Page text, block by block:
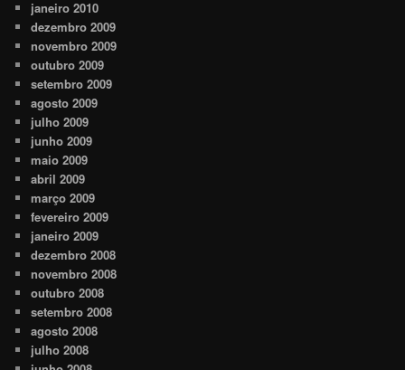
janeiro 2010
dezembro 2009
novembro 2009
outubro 2009
setembro 2009
agosto 2009
julho 2009
junho 2009
maio 2009
abril 2009
março 2009
fevereiro 2009
janeiro 2009
dezembro 2008
novembro 2008
outubro 2008
setembro 2008
agosto 2008
julho 2008